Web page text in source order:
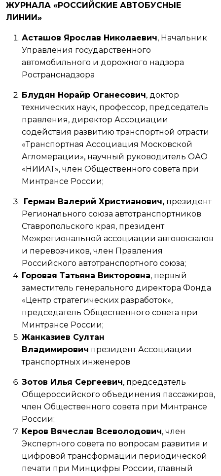
ЖУРНАЛА «РОССИЙСКИЕ АВТОБУСНЫЕ
ЛИНИИ»
Асташов Ярослав Николаевич, Начальник
Управления государственного
автомобильного и дорожного надзора
Ространснадзора
Блудян Норайр Оганесович, доктор
технических наук, профессор, председатель
правления, директор Ассоциации
содействия развитию транспортной отрасти
«Транспортная Ассоциация Московской
Агломерации», научный руководитель ОАО
«НИИАТ», член Общественного совета при
Минтрансе России;
Герман Валерий Христианович, президент
Регионального союза автотранспортников
Ставропольского края, президент
Межрегиональной ассоциации автовокзалов
и перевозчиков, член Правления
Российского автотранспортного союза;
Горовая Татьяна Викторовна, первый
заместитель генерального директора Фонда
«Центр стратегических разработок»,
председатель Общественного совета при
Минтрансе России;
Жанказиев Султан
Владимирович президент Ассоциации
транспортных инженеров
Зотов Илья Сергеевич, председатель
Общероссийского объединения пассажиров,
член Общественного совета при Минтрансе
России;
Керов Вячеслав Всеволодович, член
Экспертного совета по вопросам развития и
цифровой трансформации периодической
печати при Минцифры России, главный